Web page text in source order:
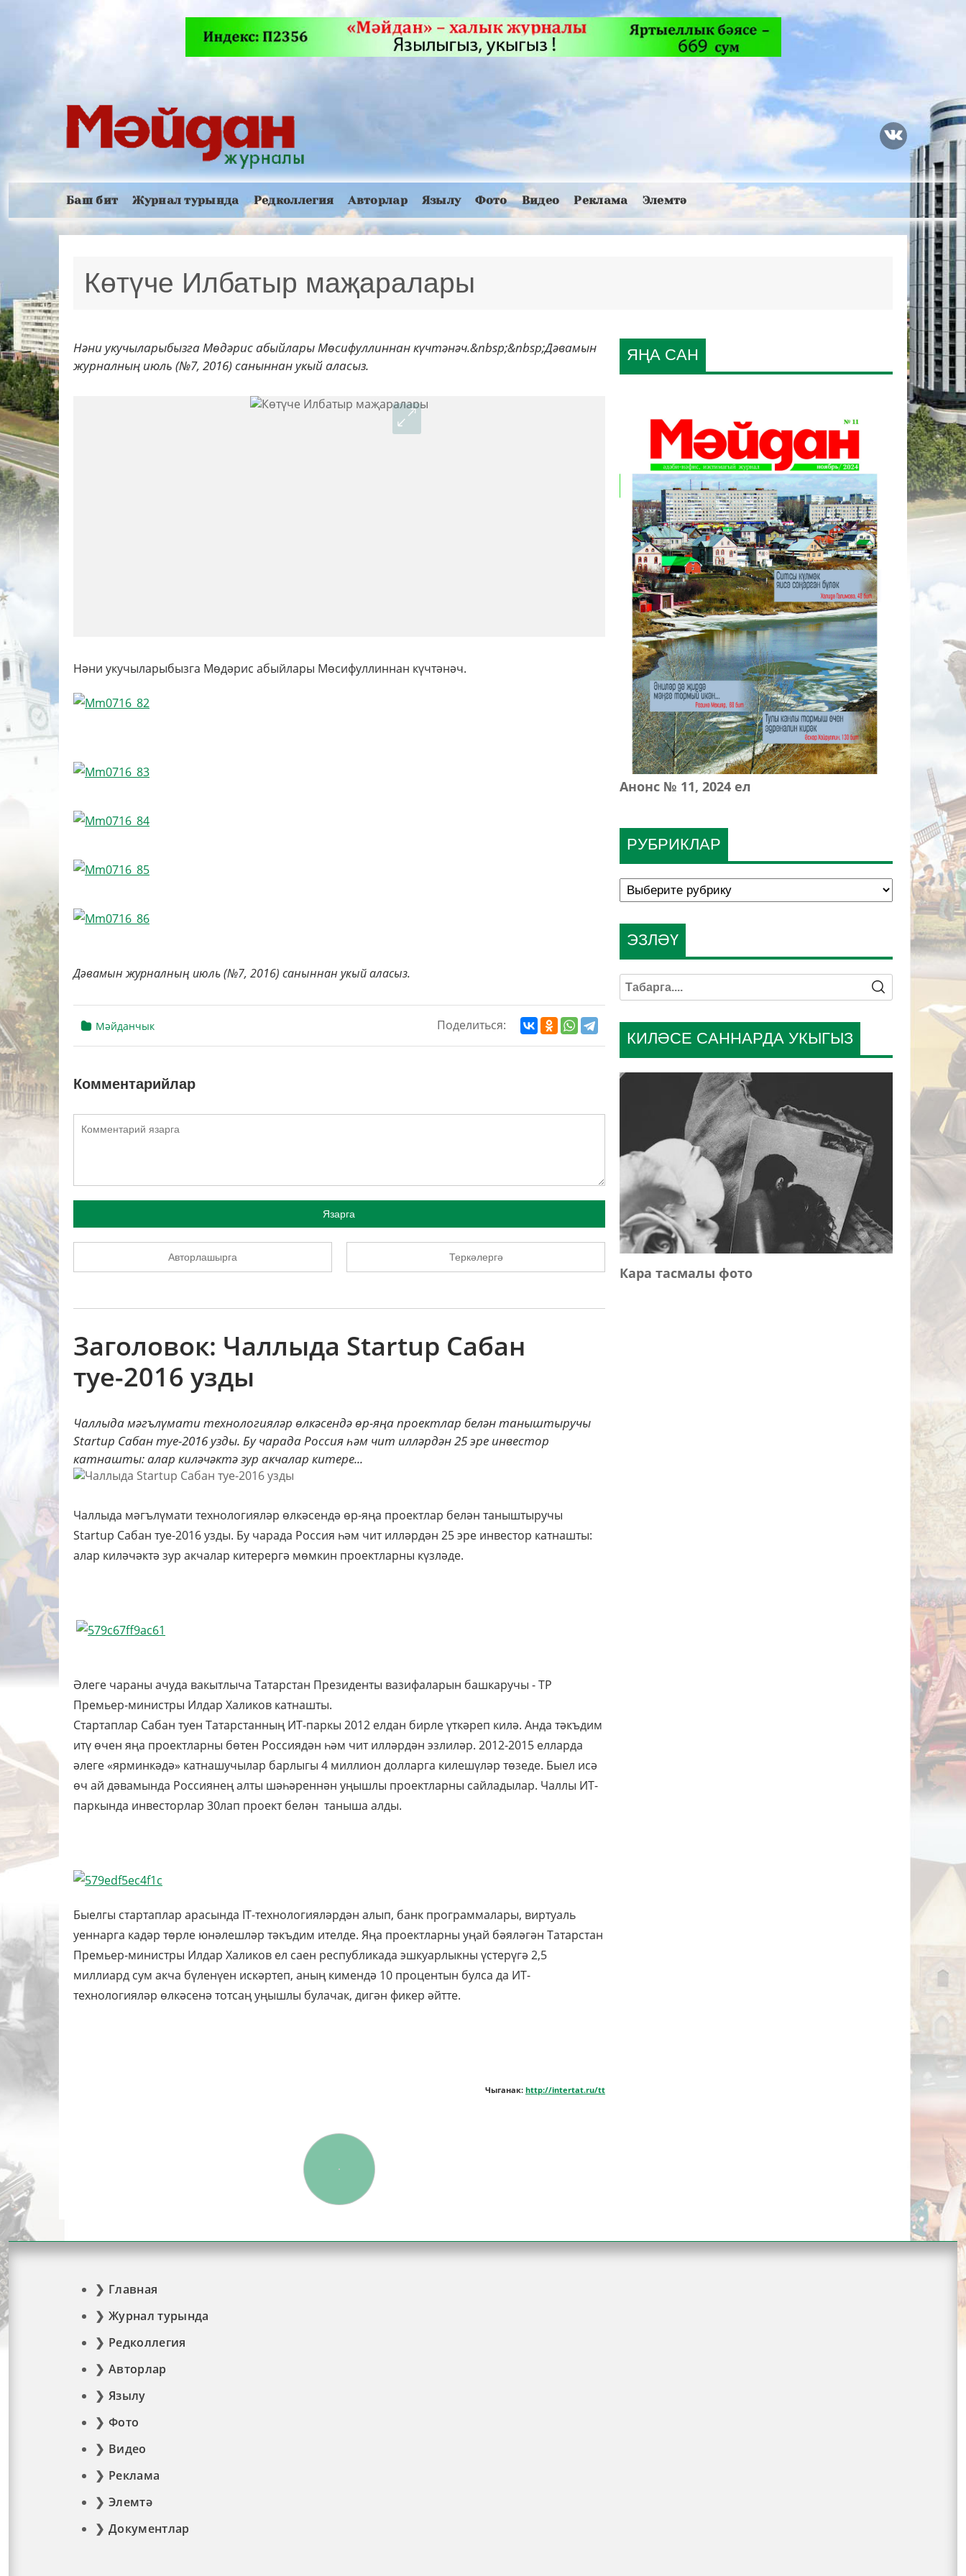
Баш бит Журнал турында Редколлегия Авторлар Язылу Фото Видео Реклама Элемтә
Көтүче Илбатыр маҗаралары
Нәни укучыларыбызга Мөдәрис абыйлары Мөсифуллиннан күчтәнәч.&nbsp;&nbsp;Дәвамын
журналның июль (№7, 2016) саныннан укый аласыз.
Нәни укучыларыбызга Мөдәрис абыйлары Мөсифуллиннан күчтәнәч.
Дәвамын журналның июль (№7, 2016) саныннан укый аласыз.
Мәйданчык Поделиться:
Комментарийлар
Язарга
Авторлашырга Теркәлергә
Заголовок: Чаллыда Startup Сабан
туе-2016 узды
Чаллыда мәгълүмати технологияләр өлкәсендә өр-яңа проектлар белән таныштыручы
Startup Сабан туе-2016 узды. Бу чарада Россия һәм чит илләрдән 25 эре инвестор
катнашты: алар киләчәктә зур акчалар китере...
Чаллыда мәгълүмати технологияләр өлкәсендә өр-яңа проектлар белән таныштыручы
Startup Сабан туе-2016 узды. Бу чарада Россия һәм чит илләрдән 25 эре инвестор катнашты:
алар киләчәктә зур акчалар китерергә мөмкин проектларны күзләде.
Әлеге чараны ачуда вакытлыча Татарстан Президенты вазифаларын башкаручы - ТР
Премьер-министры Илдар Халиков катнашты.
Стартаплар Сабан туен Татарстанның ИТ-паркы 2012 елдан бирле үткәреп килә. Анда тәкъдим
итү өчен яңа проектларны бөтен Россиядән һәм чит илләрдән эзлиләр. 2012-2015 елларда
әлеге «ярминкәдә» катнашучылар барлыгы 4 миллион долларга килешүләр төзеде. Быел исә
өч ай дәвамында Россиянең алты шәһәреннән уңышлы проектларны сайладылар. Чаллы ИТ-
паркында инвесторлар 30лап проект белән таныша алды.
Быелгы стартаплар арасында IТ-технологияләрдән алып, банк программалары, виртуаль
уеннарга кадәр төрле юнәлешләр тәкъдим ителде. Яңа проектларны уңай бәяләгән Татарстан
Премьер-министры Илдар Халиков ел саен республикада эшкуарлыкны үстерүгә 2,5
миллиард сум акча бүленүен искәртеп, аның кимендә 10 процентын булса да ИТ-
технологияләр өлкәсенә тотсаң уңышлы булачак, дигән фикер әйтте.
Чыганак: http://intertat.ru/tt
РУБРИКЛАР
ЯҢА САН
Анонс № 11, 2024 ел
КИЛӘСЕ САННАРДА УКЫГЫЗ
Кара тасмалы фото
ЭЗЛӘҮ
Главная
Журнал турында
Редколлегия
Авторлар
Язылу
Фото
Видео
Реклама
Элемтә
Документлар